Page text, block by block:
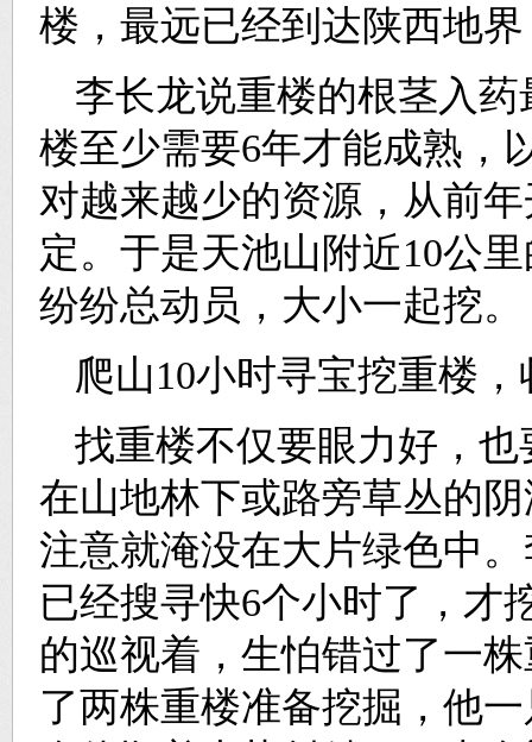
楼，最远已经到达陕西地
李长龙说重楼的根茎入
楼至少需要6年才能成熟，
对越来越少的资源，从前
定。于是天池山附近10公
纷纷总动员，大小一起挖。
爬山10小时寻宝挖重楼
找重楼不仅要眼力好，
在山地林下或路旁草丛的
注意就淹没在大片绿色中
已经搜寻快6个小时了，才
的巡视着，生怕错过了一
了两株重楼准备挖掘，他